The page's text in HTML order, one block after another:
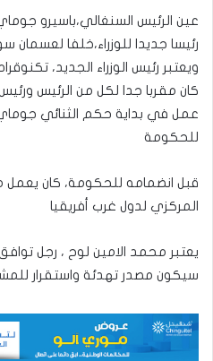
عين الرئيس السنغالي،باسيرو
رئيسا جديدا للوزراء،خلفا
ويعتبر رئيس الوزراء الجديد،
كان مقربا جدا لكل من الرئيس ورئيس
عمل في بداية حكم الثنائي جوماي ـ
للحكومة
قبل انضمامه للحكومة، كان يعمل
المركزي لدول غرب أفريقيا
يعتبر محمد الامين لوح ، رجل
سيكون مصدر تهدئة واستقرار